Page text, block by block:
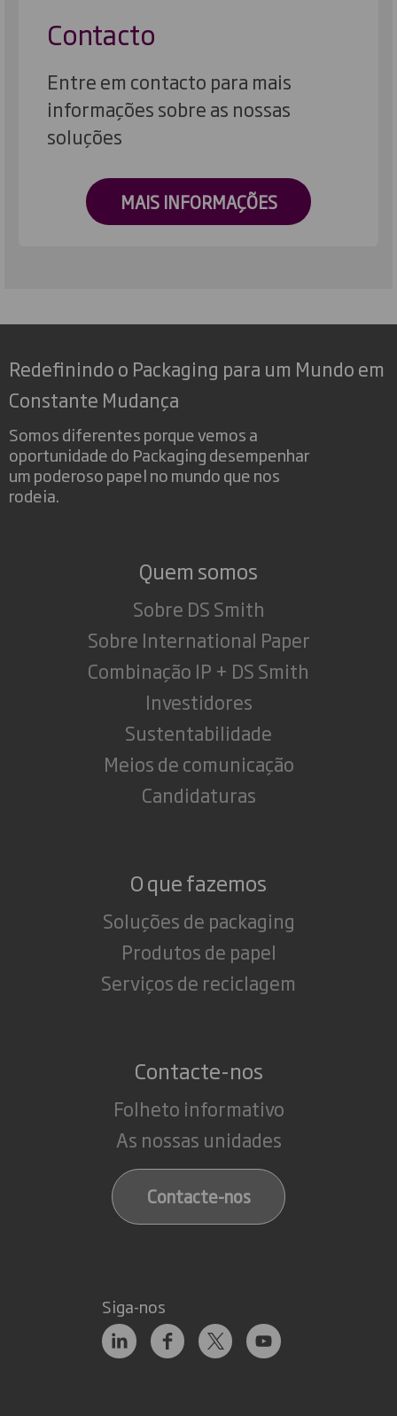
Contacto
Entre em contacto para mais
informações sobre as nossas
soluções
MAIS INFORMAÇÕES
Redefinindo o Packaging para um Mundo em
Constante Mudança
Somos diferentes porque vemos a
oportunidade do Packaging desempenhar
um poderoso papel no mundo que nos
rodeia.
Quem somos
Sobre DS Smith
Sobre International Paper
Combinação IP + DS Smith
Investidores
Sustentabilidade
Meios de comunicação
Candidaturas
O que fazemos
Soluções de packaging
Produtos de papel
Serviços de reciclagem
Contacte-nos
Folheto informativo
As nossas unidades
Contacte-nos
Siga-nos